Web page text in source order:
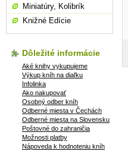
Miniatúry, Kolibrík
Knižné Edície
Dôležité informácie
Aké knihy vykupujeme
Výkup kníh na diaľku
Infolinka
Ako nakupovať
Osobný odber kníh
Odberné miesta v Čechách
Odberné miesta na Slovensku
Poštovné do zahraničia
Možnosti platby
Nápoveda k hodnoteniu kníh